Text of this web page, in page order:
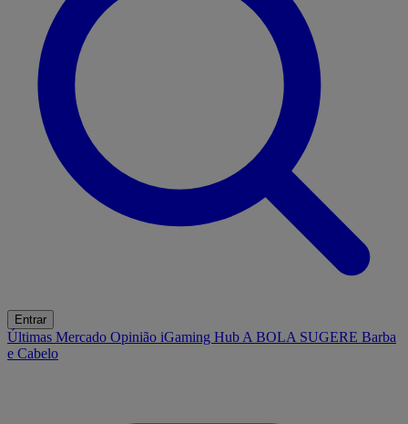
Entrar
Últimas Mercado Opinião iGaming Hub A BOLA SUGERE Barba
e Cabelo